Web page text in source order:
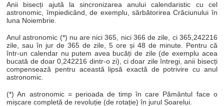
Anii bisecți ajută la sincronizarea anului calendaristic cu cel
astronomic, împiedicând, de exemplu, sărbătorirea Crăciunului în
luna Noiembrie.
Anul astronomic (*) nu are nici 365, nici 366 de zile, ci 365,242216
zile, sau în jur de 365 de zile, 5 ore și 48 de minute. Pentru că
într-un calendar nu putem avea bucăți de zile (de exemplu acea
bucată de doar 0,242216 dintr-o zi), ci doar zile întregi, anii bisecți
compensează pentru această lipsă exactă de potrivire cu anul
astronomic.
(*) An astronomic = perioada de timp în care Pământul face o
mișcare completă de revoluție (de rotație) în jurul Soarelui.